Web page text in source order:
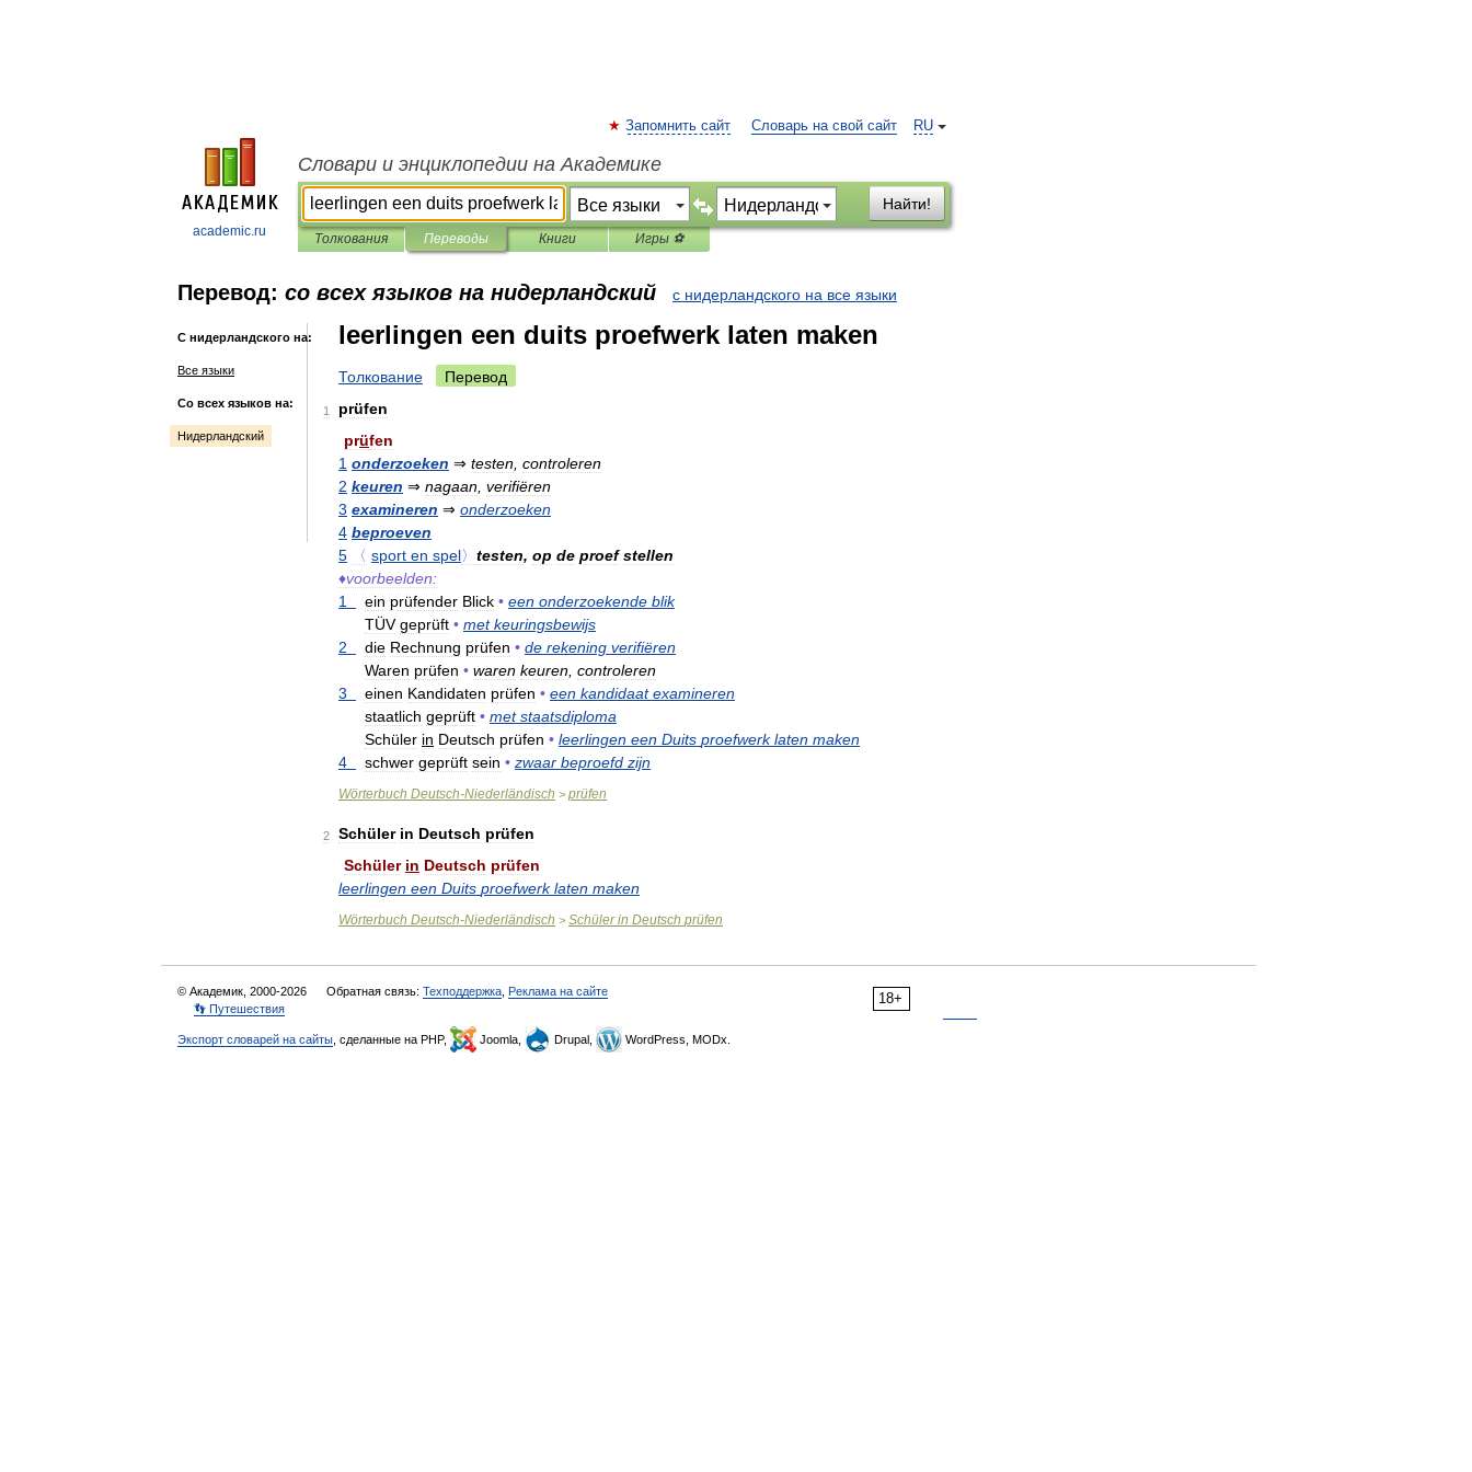
academic.ru
RU
Запомнить сайт Словарь на свой сайт
Словари и энциклопедии на Академике
Найти!
Толкования Переводы Книги Игры ⚽
Перевод: со всех языков на нидерландский с нидерландского на все языки
С нидерландского на:
Все языки
Со всех языков на:
Нидерландский
leerlingen een duits proefwerk laten maken
Толкование Перевод
1
prüfen
prüfen
1 onderzoeken ⇒ testen controleren
2 keuren ⇒ nagaan verifiëren
3 examineren ⇒ onderzoeken
4 beproeven
5
〈 sport en spel〉 testen, op de proef stellen
♦voorbeelden:
1
ein prüfender Blick • een onderzoekende blik
TÜV geprüft • met keuringsbewijs
2
die Rechnung prüfen • de rekening verifiëren
Waren prüfen • waren keuren controleren
3
einen Kandidaten prüfen • een kandidaat examineren
staatlich geprüft • met staatsdiploma
Schüler in Deutsch prüfen • leerlingen een Duits proefwerk laten maken
4
schwer geprüft sein • zwaar beproefd zijn
Wörterbuch Deutsch-Niederländisch > prüfen
2 Schüler in Deutsch prüfen
Schüler in Deutsch prüfen
leerlingen een Duits proefwerk laten maken
Wörterbuch Deutsch-Niederländisch > Schüler in Deutsch prüfen
18+
© Академик, 2000-2026 Обратная связь: Техподдержка Реклама на сайте
👣 Путешествия
Экспорт словарей на сайты , сделанные на PHP, Joomla, Drupal, WordPress, MODx.